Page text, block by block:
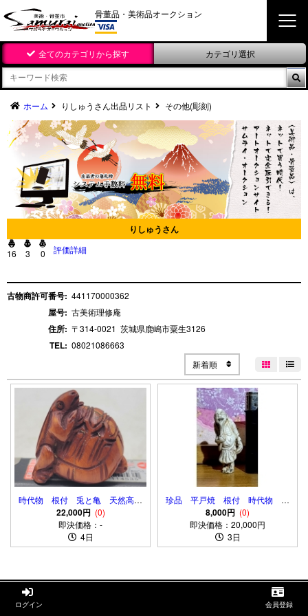
骨董品・美術品オークション
全てのカテゴリから探す カテゴリ選択

ホーム りしゅうさん出品リスト その他(彫刻)
りしゅうさん

16

3

0 評価詳細
古物商許可番号: 441170000362
屋号: 古美術理修庵
住所: 〒314-0021 茨城県鹿嶋市粟生3126
TEL: 08021086663
新着順
 
時代物 根付 兎と亀 天然高級
素材 江戸時代
22,000円 (0)
即決価格：-
4日
珍品 平戸焼 根付 時代物 堤
物
8,000円 (0)
即決価格：20,000円
3日

ログイン

会員登録